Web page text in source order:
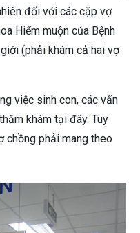
đối với các cặp vợ
Hiếm muộn của Bệnh
(phải khám cả hai vợ
việc sinh con, các vấn
khám tại đây. Tuy
chồng phải mang theo